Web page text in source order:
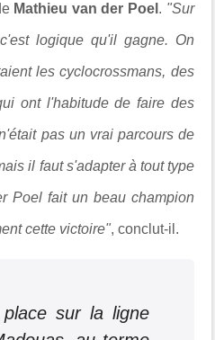
Mathieu van der Poel . "Sur
logique qu'il gagne. On
les cyclocrossmans, des
ont l'habitude de faire des
pas un vrai parcours de
il faut s'adapter à tout type
Poel fait un beau champion
cette victoire", conclut-il.
sur la ligne